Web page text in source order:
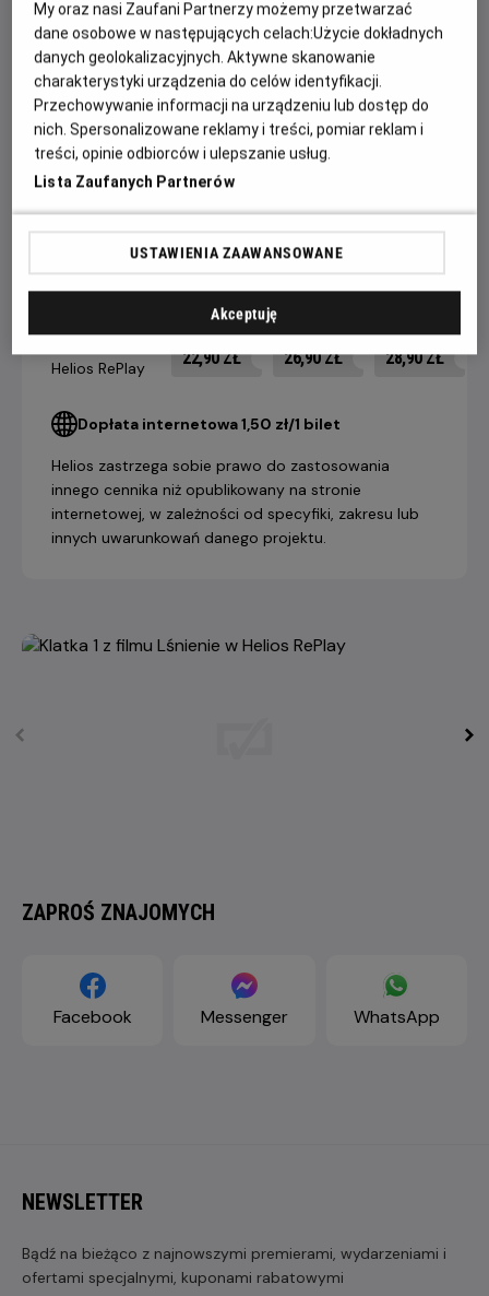
zimowego stróża w odciętym od Świata eleganckim hotelu
Overlook, dokąd przenosi się wraz z żoną (Shelley Duvall) i
synem (Danny Lloyd). Torrance nigdy tam wcześniej nie był
- a może jest inaczej? Odpowiedź na to pytanie przynosi
mrożący krew w żyłach finał, w którym poznajemy
niesamowitą tajemnicę hotelu Overlook.
do seansu
Helios RePlay
22,90 ZŁ 26,90 ZŁ 28,90 ZŁ
Dopłata internetowa 1,50 zł/1 bilet
Helios zastrzega sobie prawo do zastosowania
innego cennika niż opublikowany na stronie
internetowej, w zależności od specyfiki, zakresu lub
innych uwarunkowań danego projektu.
ZAPROŚ ZNAJOMYCH
Facebook Messenger WhatsApp
NEWSLETTER
Bądź na bieżąco z najnowszymi premierami, wydarzeniami i
ofertami specjalnymi, kuponami rabatowymi
My oraz nasi Zaufani Partnerzy możemy przetwarzać
dane osobowe w następujących celach:Użycie dokładnych
danych geolokalizacyjnych. Aktywne skanowanie
charakterystyki urządzenia do celów identyfikacji.
Przechowywanie informacji na urządzeniu lub dostęp do
nich. Spersonalizowane reklamy i treści, pomiar reklam i
treści, opinie odbiorców i ulepszanie usług.
Lista Zaufanych Partnerów
USTAWIENIA ZAAWANSOWANE
Akceptuję